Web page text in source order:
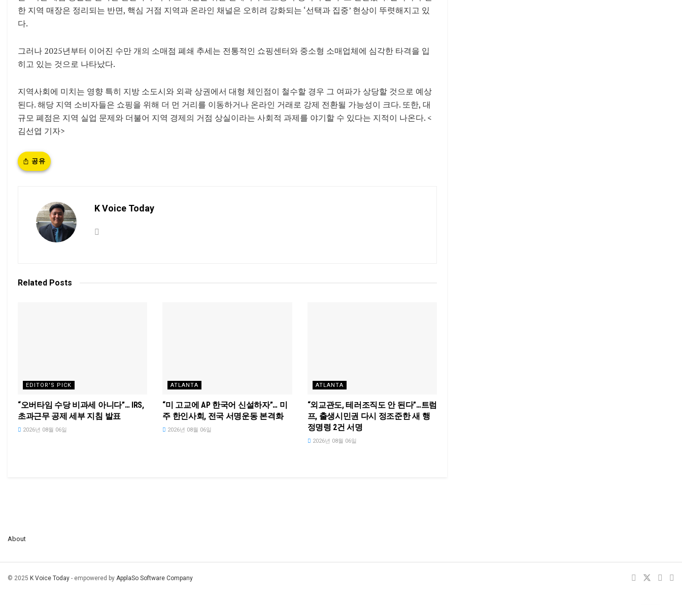
한 지역 매장은 정리되는 반면, 핵심 거점 지역과 온라인 채널은 오히려 강화되는 ‘선택과 집중’ 현상이 뚜렷해지고 있
다.
그러나 2025년부터 이어진 수만 개의 소매점 폐쇄 추세는 전통적인 쇼핑센터와 중소형 소매업체에 심각한 타격을 입
히고 있는 것으로 나타났다.
지역사회에 미치는 영향 특히 지방 소도시와 외곽 상권에서 대형 체인점이 철수할 경우 그 여파가 상당할 것으로 예상
된다. 해당 지역 소비자들은 쇼핑을 위해 더 먼 거리를 이동하거나 온라인 거래로 강제 전환될 가능성이 크다. 또한, 대
규모 폐점은 지역 실업 문제와 더불어 지역 경제의 거점 상실이라는 사회적 과제를 야기할 수 있다는 지적이 나온다. <
김선엽 기자>
공유
K Voice Today
Related Posts
EDITOR'S PICK
“오버타임 수당 비과세 아니다”… IRS,
초과근무 공제 세부 지침 발표
2026년 08월 06일
ATLANTA
“미 고교에 AP 한국어 신설하자”… 미
주 한인사회, 전국 서명운동 본격화
2026년 08월 06일
ATLANTA
“외교관도, 테러조직도 안 된다”…트럼
프, 출생시민권 다시 정조준한 새 행
정명령 2건 서명
2026년 08월 06일
About
© 2025 K Voice Today - empowered by ApplaSo Software Company